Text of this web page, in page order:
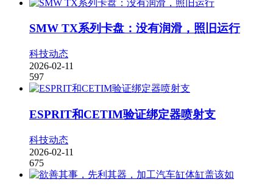
SMW TX系列卡盘：没有润滑，照旧运行
科技动态
2026-02-11
597
ESPRIT和CETIM验证绑定器喷射支
科技动态
2026-02-11
675